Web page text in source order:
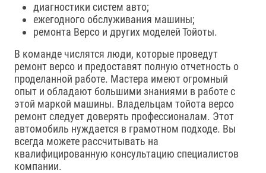
диагностики систем авто;
ежегодного обслуживания машины;
ремонта Версо и других моделей Тойоты.
В команде числятся люди, которые проведут
ремонт версо и предоставят полную отчетность о
проделанной работе. Мастера имеют огромный
опыт и обладают большими знаниями в работе с
этой маркой машины. Владельцам тойота версо
ремонт следует доверять профессионалам. Этот
автомобиль нуждается в грамотном подходе. Вы
всегда можете рассчитывать на
квалифицированную консультацию специалистов
компании.